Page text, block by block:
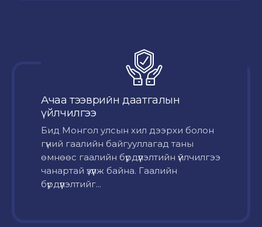
Ачаа тээврийн даатгалын
үйлчилгээ
Бид Монгол улсын хил дээрхи болон
гүний гаалийн байгууллагад таны
өмнөөс гаалийн бүрдүүлэлтийн үйлчилгээ
чанартай үзүүлж байна. Гаалийн
бүрдүүлэлтийг...